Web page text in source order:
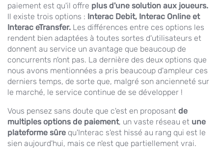
paiement est qu'il offre plus d'une solution aux joueurs.
Il existe trois options : Interac Debit, Interac Online et
Interac eTransfer. Les différences entre ces options les
rendent bien adaptées à toutes sortes d'utilisateurs et
donnent au service un avantage que beaucoup de
concurrents n'ont pas. La dernière des deux options que
nous avons mentionnées a pris beaucoup d'ampleur ces
derniers temps, de sorte que, malgré son ancienneté sur
le marché, le service continue de se développer !
Vous pensez sans doute que c'est en proposant de
multiples options de paiement, un vaste réseau et une
plateforme sûre qu'Interac s'est hissé au rang qui est le
sien aujourd'hui, mais ce n'est que partiellement vrai.